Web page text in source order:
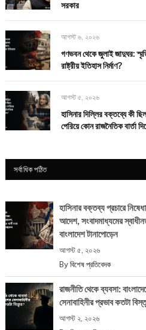
সরকার
আগস্ট ৬, ২০২৬
গণভবন থেকে জুলাই জাদুঘর:
রাষ্ট্রীয় ইতিহাস নির্মাণ?
আগস্ট ৫, ২০২৬
হাসিনার দিল্লির বক্তব্যে কী
পেরিয়ে কোন রাজনৈতিক বার্তা
সর্বাধিক পঠিত
হাসিনার বক্তব্য প্রচারে
আদেশ, সংবাদমাধ্যমের
বাংলাদেশ টানাপোড়েন
আগস্ট ৫, ২০২৬
By বিশেষ প্রতিবেদক
রাজনীতি থেকে ব্যবসা:
সেনাবাহিনীর প্রভাব কতটা
আগস্ট ২, ২০২৬